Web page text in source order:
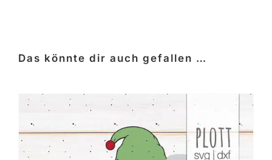
Das könnte dir auch gefallen …